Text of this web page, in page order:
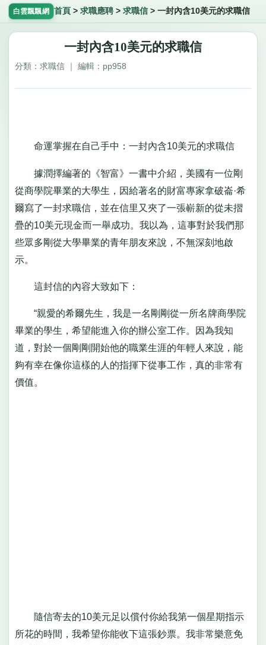
白雲飄飄網 首頁 > 求職應聘> 求職信> 一封內含10美元的求職信
一封內含10美元的求職信
分類：求職信 ｜ 編輯：pp958
命運掌握在自己手中：一封內含10美元的求職信
據潤擇編著的《智富》一書中介紹，美國有一位剛
從商學院畢業的大學生，因給著名的財富專家拿破崙·希
爾寫了一封求職信，並在信里又夾了一張嶄新的從未摺
疊的10美元現金而一舉成功。我以為，這事對於我們那
些眾多剛從大學畢業的青年朋友來說，不無深刻地啟
示。
這封信的內容大致如下：
“親愛的希爾先生，我是一名剛剛從一所名牌商學院
畢業的學生，希望能進入你的辦公室工作。因為我知
道，對於一個剛剛開始他的職業生涯的年輕人來說，能
夠有幸在像你這樣的人的指揮下從事工作，真的非常有
價值。
隨信寄去的10美元足以償付你給我第一個星期指示
所花的時間，我希望你能收下這張鈔票。我非常樂意免